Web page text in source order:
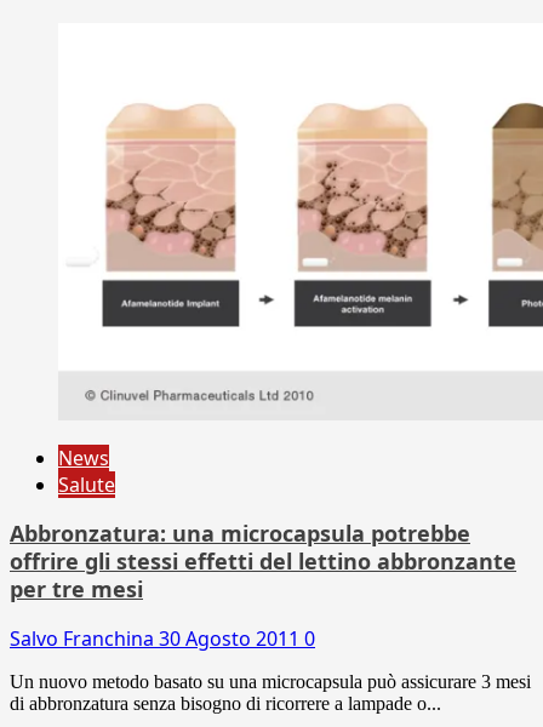
News
Salute
Abbronzatura: una microcapsula potrebbe
offrire gli stessi effetti del lettino abbronzante
per tre mesi
Salvo Franchina 30 Agosto 2011 0
Un nuovo metodo basato su una microcapsula può assicurare 3 mesi
di abbronzatura senza bisogno di ricorrere a lampade o...